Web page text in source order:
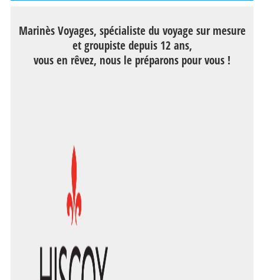
Marinès Voyages, spécialiste du voyage sur mesure
et groupiste depuis 12 ans,
vous en rêvez, nous le préparons pour vous !